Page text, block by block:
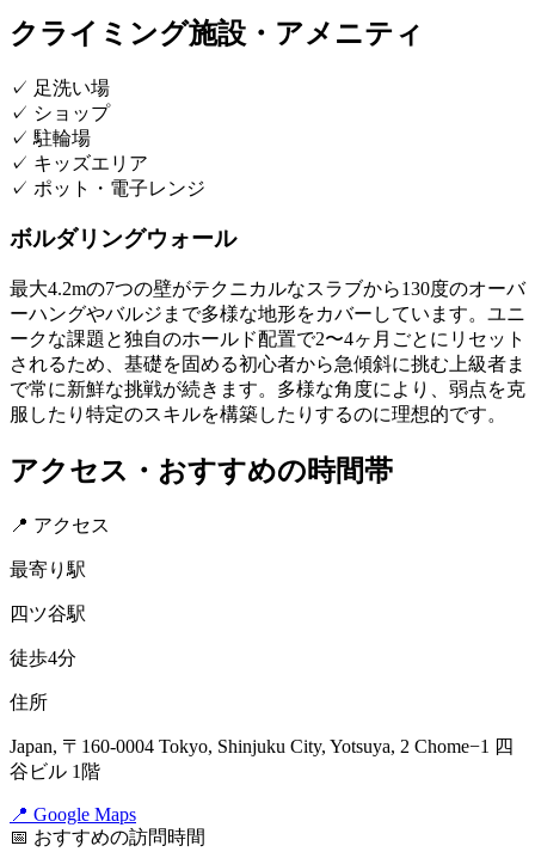
クライミング施設・アメニティ
✓ 足洗い場
✓ ショップ
✓ 駐輪場
✓ キッズエリア
✓ ポット・電子レンジ
ボルダリングウォール
最大4.2mの7つの壁がテクニカルなスラブから130度のオーバ
ーハングやバルジまで多様な地形をカバーしています。ユニ
ークな課題と独自のホールド配置で2〜4ヶ月ごとにリセット
されるため、基礎を固める初心者から急傾斜に挑む上級者ま
で常に新鮮な挑戦が続きます。多様な角度により、弱点を克
服したり特定のスキルを構築したりするのに理想的です。
アクセス・おすすめの時間帯
📍 アクセス
最寄り駅
四ツ谷駅
徒歩4分
住所
Japan, 〒160-0004 Tokyo, Shinjuku City, Yotsuya, 2 Chome−1 四
谷ビル 1階
📍 Google Maps
📅 おすすめの訪問時間